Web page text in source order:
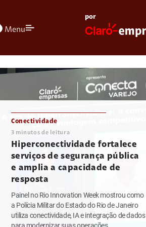
Menu
por
Conectividade
3 minutos de leitura
Hiperconectividade fortalece
serviços de segurança pública
e amplia a capacidade de
resposta
Painel no Rio Innovation Week mostrou como
a Polícia Militar do Estado do Rio de Janeiro
utiliza conectividade, IA e integração de dados